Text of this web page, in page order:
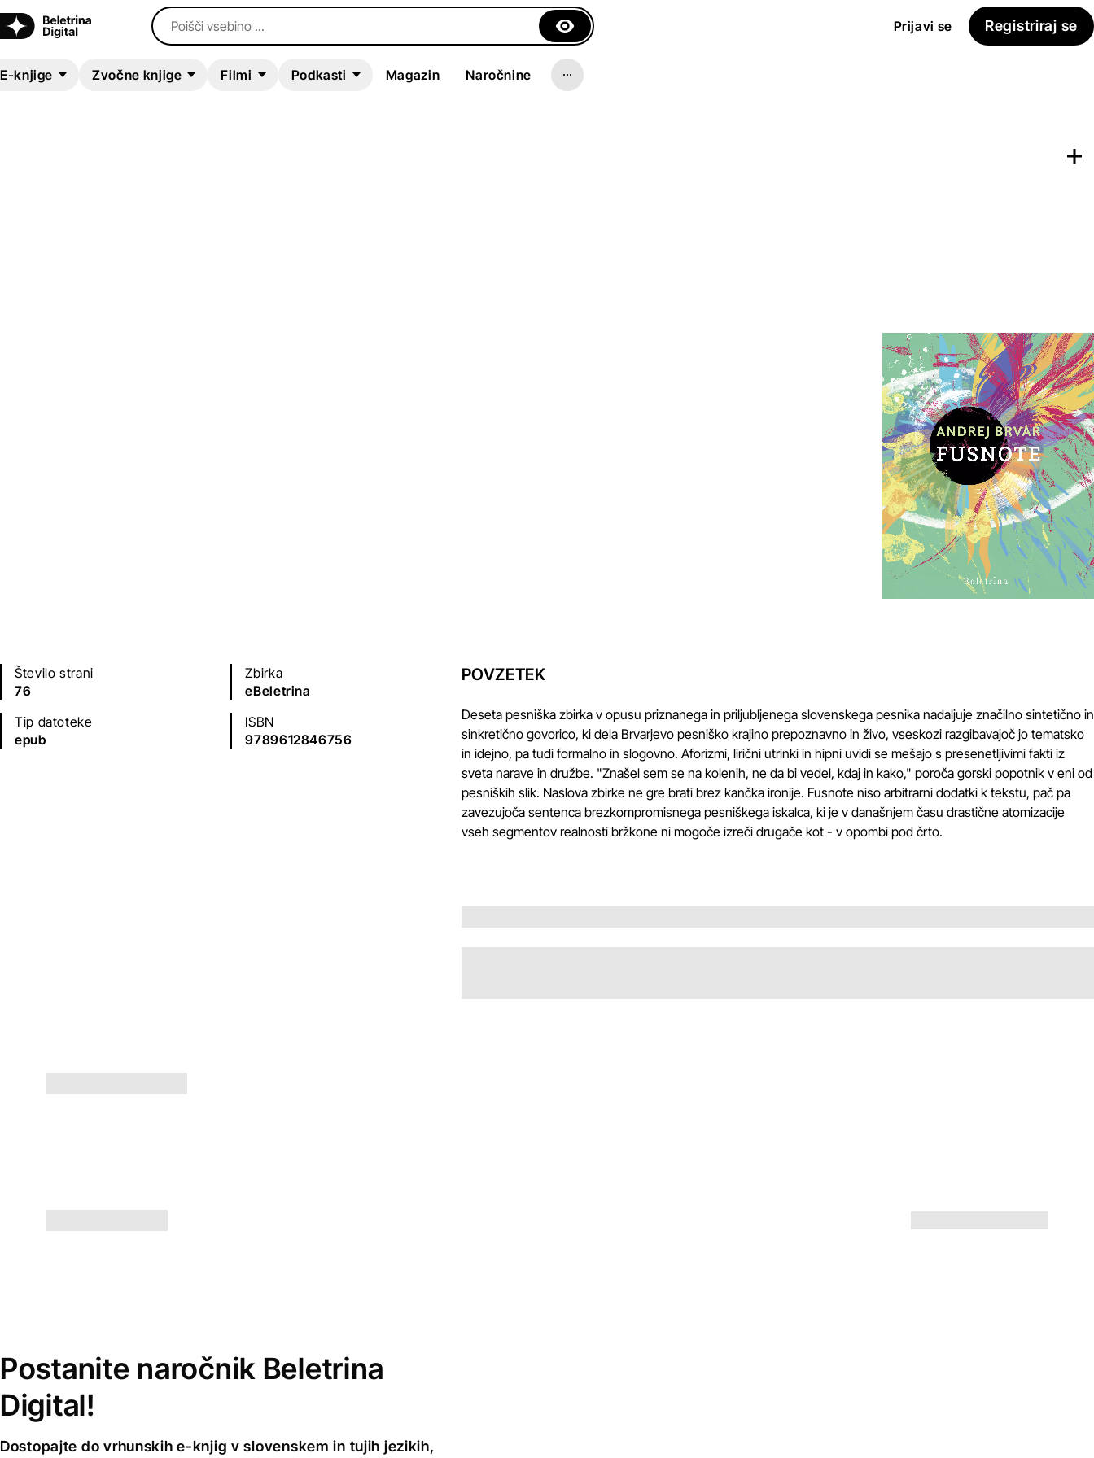
Poišči vsebino ... Prijavi se Registriraj se
E-knjige Zvočne knjige Filmi Podkasti Magazin Naročnine
Število strani
76
Zbirka
eBeletrina
Tip datoteke
epub
ISBN
9789612846756
POVZETEK
Deseta pesniška zbirka v opusu priznanega in priljubljenega slovenskega pesnika nadaljuje značilno sintetično in
sinkretično govorico, ki dela Brvarjevo pesniško krajino prepoznavno in živo, vseskozi razgibavajoč jo tematsko
in idejno, pa tudi formalno in slogovno. Aforizmi, lirični utrinki in hipni uvidi se mešajo s presenetljivimi fakti iz
sveta narave in družbe. "Znašel sem se na kolenih, ne da bi vedel, kdaj in kako," poroča gorski popotnik v eni od
pesniških slik. Naslova zbirke ne gre brati brez kančka ironije. Fusnote niso arbitrarni dodatki k tekstu, pač pa
zavezujoča sentenca brezkompromisnega pesniškega iskalca, ki je v današnjem času drastične atomizacije
vseh segmentov realnosti bržkone ni mogoče izreči drugače kot - v opombi pod črto.
Postanite naročnik Beletrina
Digital!
Dostopajte do vrhunskih e-knjig v slovenskem in tujih jezikih,